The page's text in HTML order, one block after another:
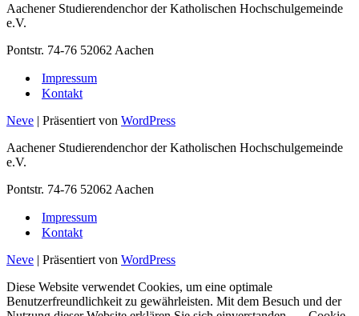
Aachener Studierendenchor der Katholischen Hochschulgemeinde
e.V.
Pontstr. 74-76 52062 Aachen
Impressum
Kontakt
Neve | Präsentiert von WordPress
Aachener Studierendenchor der Katholischen Hochschulgemeinde
e.V.
Pontstr. 74-76 52062 Aachen
Impressum
Kontakt
Neve | Präsentiert von WordPress
Diese Website verwendet Cookies, um eine optimale
Benutzerfreundlichkeit zu gewährleisten. Mit dem Besuch und der